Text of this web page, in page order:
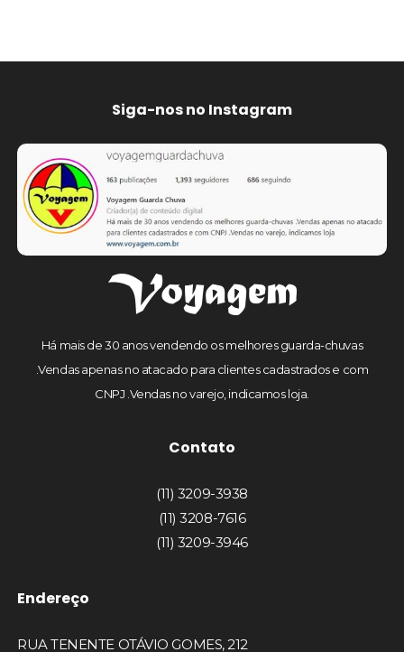
Siga-nos no Instagram
Há mais de 30 anos vendendo os melhores guarda-chuvas
.Vendas apenas no atacado para clientes cadastrados e com
CNPJ .Vendas no varejo, indicamos loja.
Contato
(11) 3209-3938
(11) 3208-7616
(11) 3209-3946
Endereço
RUA TENENTE OTÁVIO GOMES, 212